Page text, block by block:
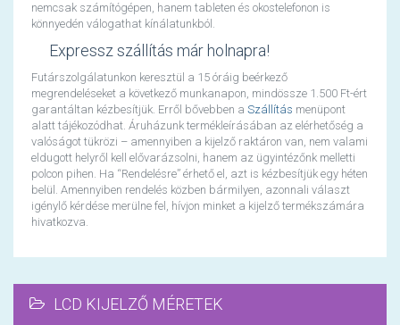
nemcsak számítógépen, hanem tableten és okostelefonon is
könnyedén válogathat kínálatunkból.
Expressz szállítás már holnapra!
Futárszolgálatunkon keresztül a 15 óráig beérkező
megrendeléseket a következő munkanapon, mindössze 1.500 Ft-ért
garantáltan kézbesítjük. Erről bővebben a Szállítás menüpont
alatt tájékozódhat. Áruházunk termékleírásában az elérhetőség a
valóságot tükrözi – amennyiben a kijelző raktáron van, nem valami
eldugott helyről kell elővarázsolni, hanem az ügyintézőnk melletti
polcon pihen. Ha “Rendelésre” érhető el, azt is kézbesítjük egy héten
belül. Amennyiben rendelés közben bármilyen, azonnali választ
igénylő kérdése merülne fel, hívjon minket a kijelző termékszámára
hivatkozva.
LCD KIJELZŐ MÉRETEK